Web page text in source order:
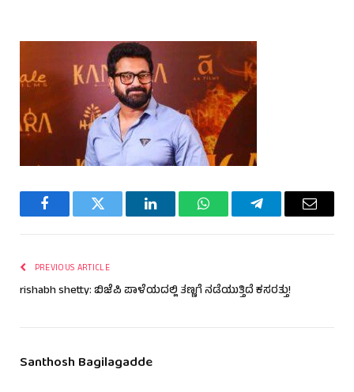
FacebookTwitter LinkedInWhatsAppTelegramEmail
PREVIOUS ARTICLE
rishabh shetty: ಬಿಜೆಪಿ ಪಾಳೆಯದಲ್ಲಿ ತಣ್ಣಗೆ ನಡೆಯುತ್ತಿದೆ ಕಸರತ್ತು!
Santhosh Bagilagadde